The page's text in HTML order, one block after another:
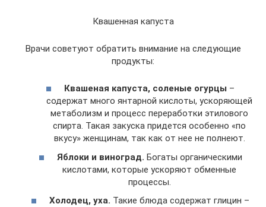
Квашенная капуста
Врачи советуют обратить внимание на следующие
продукты:
Квашеная капуста, соленые огурцы –
содержат много янтарной кислоты, ускоряющей
метаболизм и процесс переработки этилового
спирта. Такая закуска придется особенно «по
вкусу» женщинам, так как от нее не полнеют.
Яблоки и виноград. Богаты органическими
кислотами, которые ускоряют обменные
процессы.
Холодец, уха. Такие блюда содержат глицин –